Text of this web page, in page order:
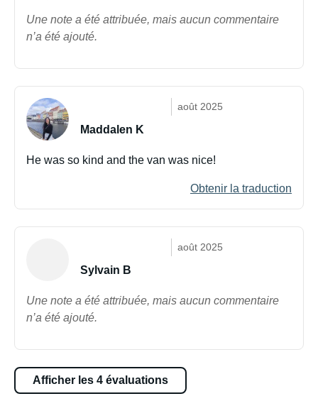
Une note a été attribuée, mais aucun commentaire
n’a été ajouté.
août 2025
Maddalen K
He was so kind and the van was nice!
Obtenir la traduction
août 2025
Sylvain B
Une note a été attribuée, mais aucun commentaire
n’a été ajouté.
Afficher les 4 évaluations